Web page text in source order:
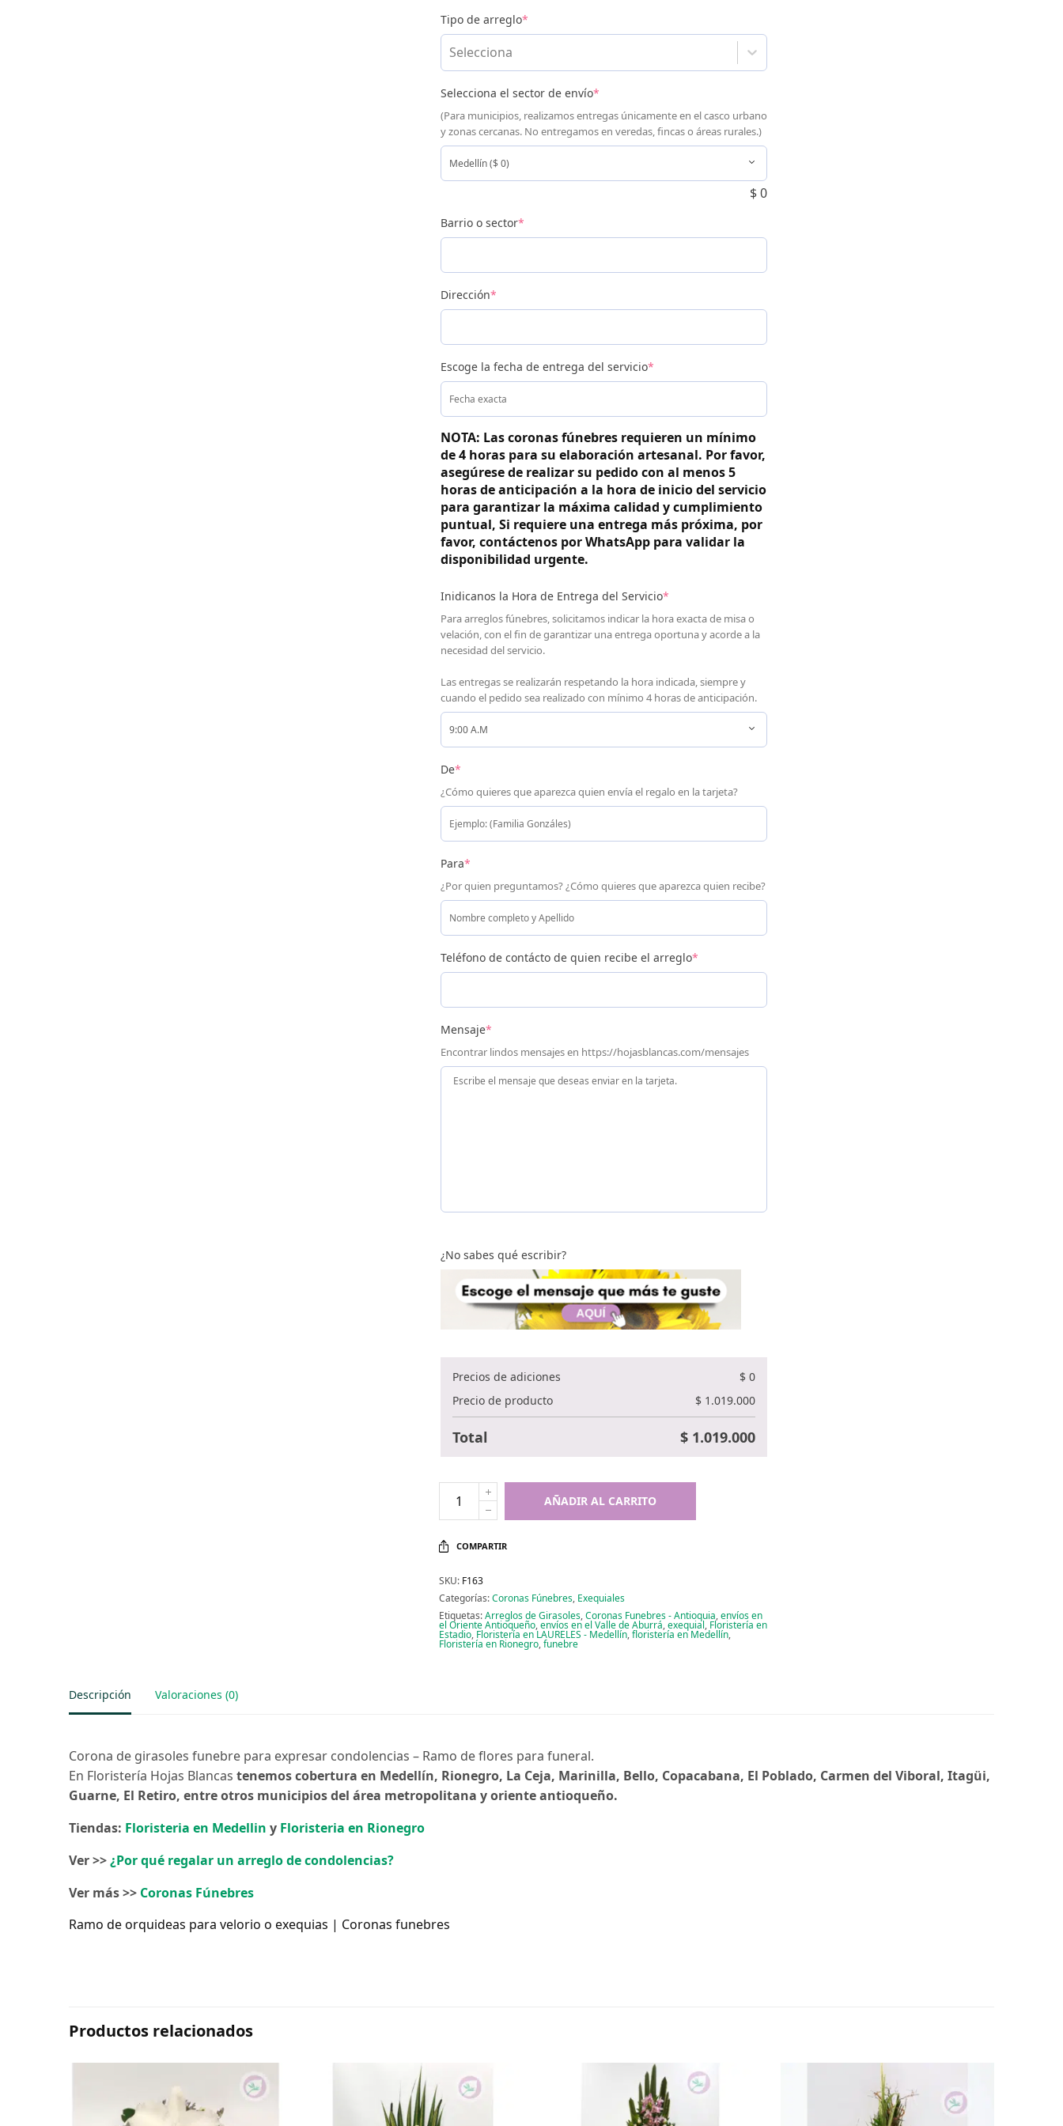
Tipo de arreglo*
Selecciona
Selecciona el sector de envío*
(Para municipios, realizamos entregas únicamente en el casco urbano
y zonas cercanas. No entregamos en veredas, fincas o áreas rurales.)
$0
Barrio o sector*
Dirección*
Escoge la fecha de entrega del servicio*
NOTA: Las coronas fúnebres requieren un mínimo
de 4 horas para su elaboración artesanal. Por favor,
asegúrese de realizar su pedido con al menos 5
horas de anticipación a la hora de inicio del servicio
para garantizar la máxima calidad y cumplimiento
puntual, Si requiere una entrega más próxima, por
favor, contáctenos por WhatsApp para validar la
disponibilidad urgente.
Inidicanos la Hora de Entrega del Servicio*
Para arreglos fúnebres, solicitamos indicar la hora exacta de misa o
velación, con el fin de garantizar una entrega oportuna y acorde a la
necesidad del servicio.
Las entregas se realizarán respetando la hora indicada, siempre y
cuando el pedido sea realizado con mínimo 4 horas de anticipación.
De*
¿Cómo quieres que aparezca quien envía el regalo en la tarjeta?
Para*
¿Por quien preguntamos? ¿Cómo quieres que aparezca quien recibe?
Teléfono de contácto de quien recibe el arreglo*
Mensaje*
Encontrar lindos mensajes en https://hojasblancas.com/mensajes
¿No sabes qué escribir?
Precios de adiciones $ 0
Precio de producto
$ 1.019.000
Total $ 1.019.000
AÑADIR AL CARRITO
COMPARTIR
SKU: F163
Categorías:Coronas Fúnebres, Exequiales
Etiquetas:Arreglos de Girasoles,Coronas Funebres - Antioquia,envíos en
el Oriente Antioqueño,envíos en el Valle de Aburrá,exequial, Floristería en
Estadio, Floristería en LAURELES - Medellín,floristería en Medellín,
Floristería en Rionegro,funebre
Descripción Valoraciones (0)
Corona de girasoles funebre para expresar condolencias – Ramo de flores para funeral.
En Floristería Hojas Blancastenemos cobertura en Medellín, Rionegro, La Ceja, Marinilla, Bello, Copacabana, El Poblado, Carmen del Viboral, Itagüi,
Guarne, El Retiro, entre otros municipios del área metropolitana y oriente antioqueño.
Tiendas: Floristeria en Medellin y Floristeria en Rionegro
Ver >>¿Por qué regalar un arreglo de condolencias?
Ver más >> Coronas Fúnebres
Ramo de orquideas para velorio o exequias | Coronas funebres
Productos relacionados